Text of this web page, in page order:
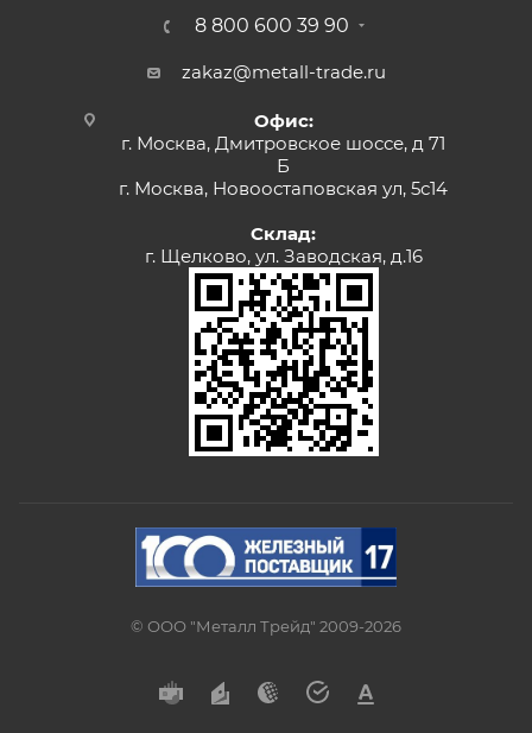
8 800 600 39 90
zakaz@metall-trade.ru
Офис:
г. Москва, Дмитровское шоссе, д 71
Б
г. Москва, Новоостаповская ул, 5с14
Склад:
г. Щелково, ул. Заводская, д.16
© ООО "Металл Трейд" 2009-2026